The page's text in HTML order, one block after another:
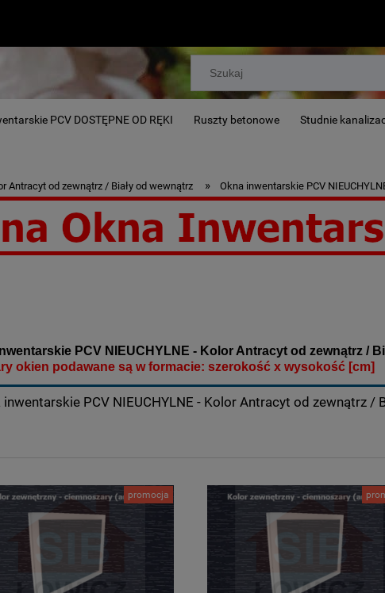
PCV DOSTĘPNE OD RĘKI Ruszty betonowe Studnie
Antracyt od zewnątrz / Biały od wewnątrz » Okna inwentarskie PCV
PCV NIEUCHYLNE - Kolor Antracyt od zewnątrz /
okien podawane są w formacie: szerokość x wysokość [cm]
inwentarskie PCV NIEUCHYLNE - Kolor Antracyt od zewnątrz /
promocja